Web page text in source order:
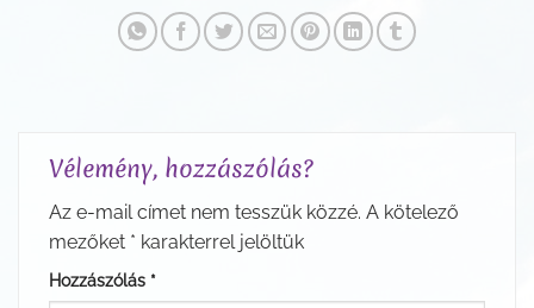
Vélemény, hozzászólás?
Az e-mail címet nem tesszük közzé. A kötelező
mezőket * karakterrel jelöltük
Hozzászólás *